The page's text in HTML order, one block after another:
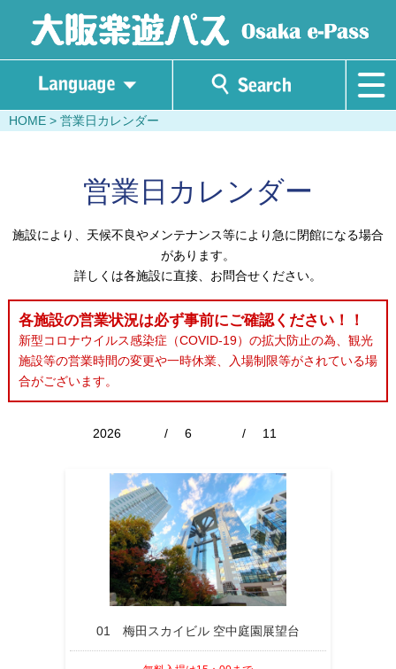
HOME > 営業日カレンダー
営業日カレンダー
施設により、天候不良やメンテナンス等により急に閉館になる場合
があります。
詳しくは各施設に直接、お問合せください。
各施設の営業状況は必ず事前にご確認ください！！
新型コロナウイルス感染症（COVID-19）の拡大防止の為、観光
施設等の営業時間の変更や一時休業、入場制限等がされている場
合がございます。
/ /
01 梅田スカイビル 空中庭園展望台